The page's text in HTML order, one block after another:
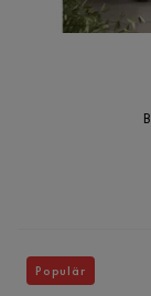
Populär